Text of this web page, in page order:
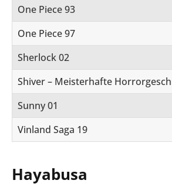
One Piece 93
One Piece 97
Sherlock 02
Shiver – Meisterhafte
Sunny 01
Vinland Saga 19
Hayabusa